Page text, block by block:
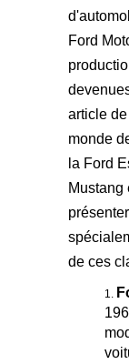
Ford
article
monde
la Ford
Mustang
de ces